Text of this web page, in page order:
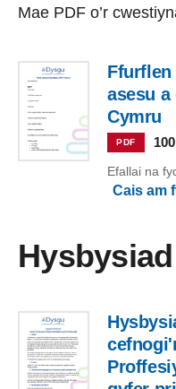
Mae PDF o’r
asesu a
Cymru
PDF
Efallai na
Cais am